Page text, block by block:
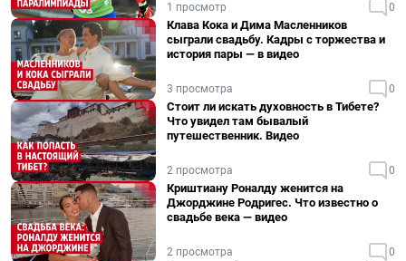
1 просмотр 0
Клава Кока и Дима Масленников
сыграли свадьбу. Кадры с торжества и
история пары — в видео
3 просмотра 0
Стоит ли искать духовность в Тибете?
Что увидел там бывалый
путешественник. Видео
2 просмотра 0
Криштиану Роналду женится на
Джорджине Родригес. Что известно о
свадьбе века — видео
2 просмотра 0